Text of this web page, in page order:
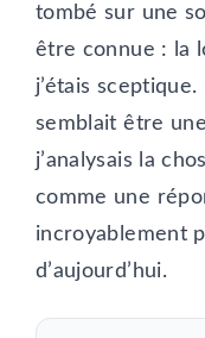
tombé sur une
être connue : la
j’étais
semblait être
j’analysais la
comme une
incroyablement
d’aujourd’hui.